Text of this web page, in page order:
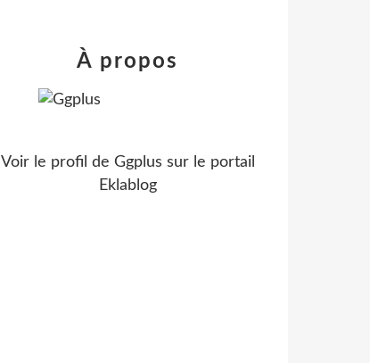
À propos
Voir le profil de Ggplus sur le portail
Eklablog